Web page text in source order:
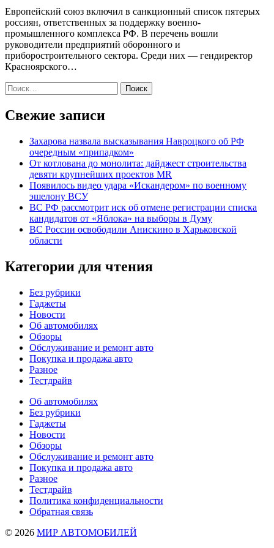
Европейский союз включил в санкционный список пятерых
россиян, ответственных за поддержку военно-
промышленного комплекса РФ. В перечень вошли
руководители предприятий оборонного и
приборостроительного сектора. Среди них — гендиректор
Красноярского…
Найти:
Свежие записи
Захарова назвала высказывания Навроцкого об РФ
очередным «припадком»
От котлована до монолита: дайджест строительства
девяти крупнейших проектов MR
Появилось видео удара «Искандером» по военному
эшелону ВСУ
ВС РФ рассмотрит иск об отмене регистрации списка
кандидатов от «Яблока» на выборы в Думу
ВС России освободили Анискино в Харьковской
области
Категории для чтения
Без рубрики
Гаджеты
Новости
Об автомобилях
Обзоры
Обслуживание и ремонт авто
Покупка и продажа авто
Разное
Тестдрайв
Об автомобилях
Без рубрики
Гаджеты
Новости
Обзоры
Обслуживание и ремонт авто
Покупка и продажа авто
Разное
Тестдрайв
Политика конфиденциальности
Обратная связь
© 2026 МИР АВТОМОБИЛЕЙ